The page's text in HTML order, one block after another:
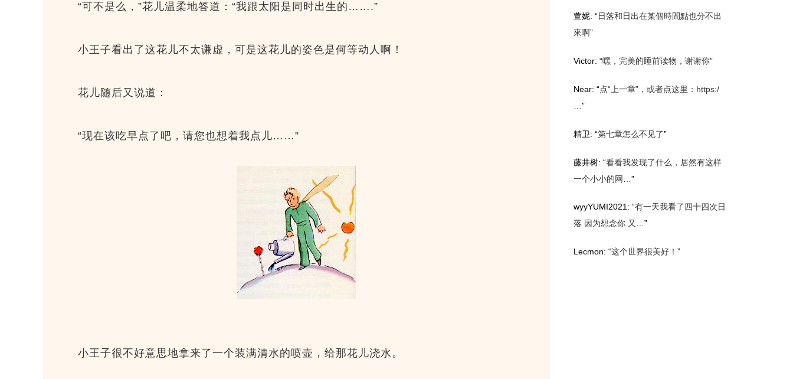
“可不是么，”花儿温柔地答道：“我跟太阳是同时出生的…….”
小王子看出了这花儿不太谦虚，可是这花儿的姿色是何等动人啊！
花儿随后又说道：
“现在该吃早点了吧，请您也想着我点儿……”
小王子很不好意思地拿来了一个装满清水的喷壶，给那花儿浇水。
萱妮: “日落和日出在某個時間點也分不出
來啊”
Victor: “嘿，完美的睡前读物，谢谢你”
Near: “点“上一章”，或者点这里：https:/
”
精卫: “第七章怎么不见了”
藤井树: “看看我发现了什么，居然有这样
一个小小的网… ”
wyyYUMI2021: “有一天我看了四十四次日
落 因为想念你 又…”
Lecmon: “这个世界很美好！ ”